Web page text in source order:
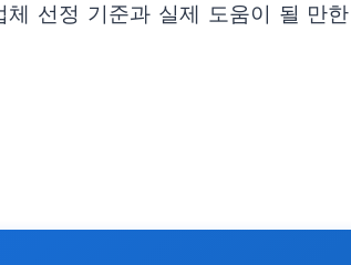
선정 기준과 실제 도움이 될 만